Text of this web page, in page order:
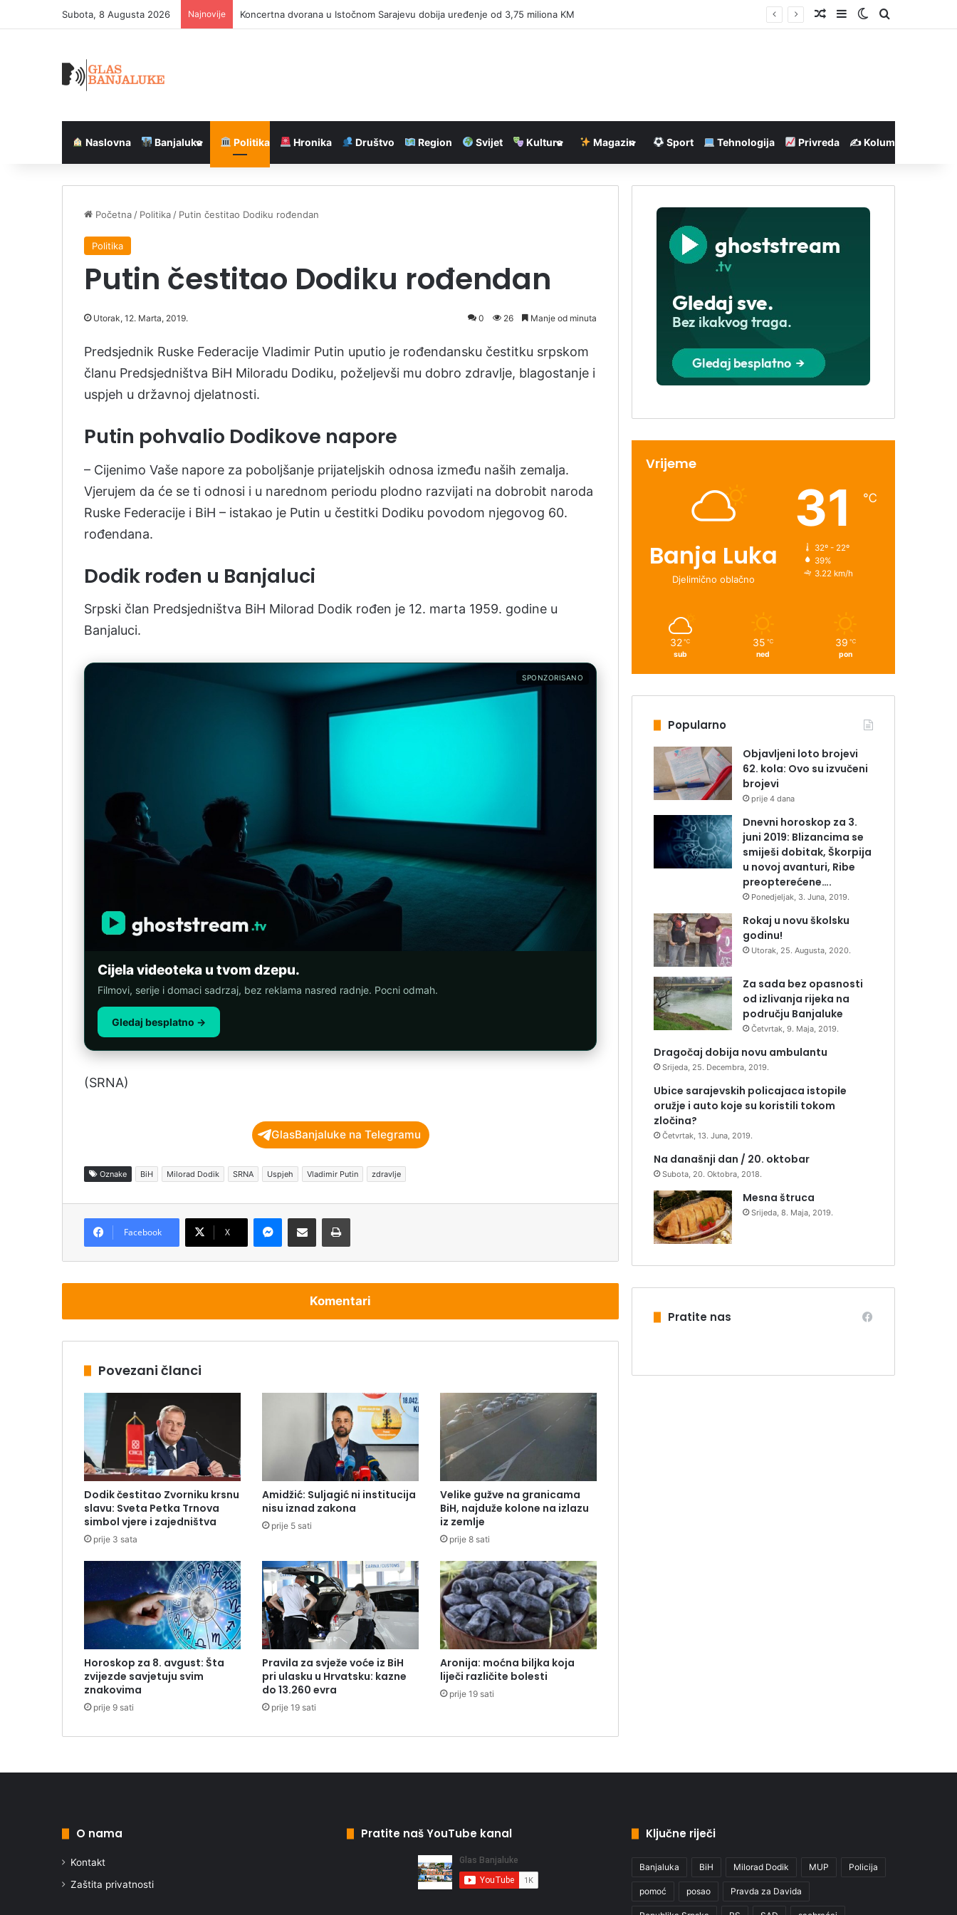
Subota, 8 Augusta 2026 Najnovije Koncertna dvorana u Istočnom Sarajevu dobija uređenje od 3,75 miliona KM Nasumičan članak
SidebarSwitch skin
Pretraga
Naslovna Banjaluka Politika Hronika Društvo Region Svijet Kultura Magazin Sport Tehnologija Privreda ✍️ Kolumne
Početna / Politika / Putin čestitao Dodiku rođendan
Politika
Putin čestitao Dodiku rođendan
Utorak, 12. Marta, 2019. 0 26 Manje od minuta
Predsjednik Ruske Federacije Vladimir Putin uputio je rođendansku čestitku srpskom
članu Predsjedništva BiH Miloradu Dodiku, poželjevši mu dobro zdravlje, blagostanje i
uspjeh u državnoj djelatnosti.
Putin pohvalio Dodikove napore
– Cijenimo Vaše napore za poboljšanje prijateljskih odnosa između naših zemalja.
Vjerujem da će se ti odnosi i u narednom periodu plodno razvijati na dobrobit naroda
Ruske Federacije i BiH – istakao je Putin u čestitki Dodiku povodom njegovog 60.
rođendana.
Dodik rođen u Banjaluci
Srpski član Predsjedništva BiH Milorad Dodik rođen je 12. marta 1959. godine u
Banjaluci.
SPONZORISANO
Cijela videoteka u tvom dzepu.
Filmovi, serije i domaci sadrzaj, bez reklama nasred radnje. Pocni odmah.
Gledaj besplatno →
(SRNA)
GlasBanjaluke na Telegramu
Oznake BiH Milorad Dodik SRNA Uspjeh Vladimir Putin zdravlje
Facebook X
Komentari
Povezani članci
Dodik čestitao Zvorniku krsnu
slavu: Sveta Petka Trnova
simbol vjere i zajedništva
prije 3 sata
Amidžić: Suljagić ni institucija
nisu iznad zakona
prije 5 sati
Velike gužve na granicama
BiH, najduže kolone na izlazu
iz zemlje
prije 8 sati
Horoskop za 8. avgust: Šta
zvijezde savjetuju svim
znakovima
prije 9 sati
Pravila za svježe voće iz BiH
pri ulasku u Hrvatsku: kazne
do 13.260 evra
prije 19 sati
Aronija: moćna biljka koja
liječi različite bolesti
prije 19 sati
Vrijeme
Banja Luka
Djelimično oblačno
31 ℃
32º - 22º
39%
3.22 km/h
32 ℃
sub
35 ℃
ned
39 ℃
pon
Popularno
Objavljeni loto brojevi
62. kola: Ovo su izvučeni
brojevi
prije 4 dana
Dnevni horoskop za 3.
juni 2019: Blizancima se
smiješi dobitak, Škorpija
u novoj avanturi, Ribe
preopterećene….
Ponedjeljak, 3. Juna, 2019.
Rokaj u novu školsku
godinu!
Utorak, 25. Augusta, 2020.
Za sada bez opasnosti
od izlivanja rijeka na
području Banjaluke
Četvrtak, 9. Maja, 2019.
Dragočaj dobija novu ambulantu
Srijeda, 25. Decembra, 2019.
Ubice sarajevskih policajaca istopile
oružje i auto koje su koristili tokom
zločina?
Četvrtak, 13. Juna, 2019.
Na današnji dan / 20. oktobar
Subota, 20. Oktobra, 2018.
Mesna štruca
Srijeda, 8. Maja, 2019.
Pratite nas
O nama
Kontakt
Zaštita privatnosti
Pratite naš YouTube kanal Ključne riječi
Banjaluka BiH Milorad Dodik MUP Policija
pomoć posao Pravda za Davida